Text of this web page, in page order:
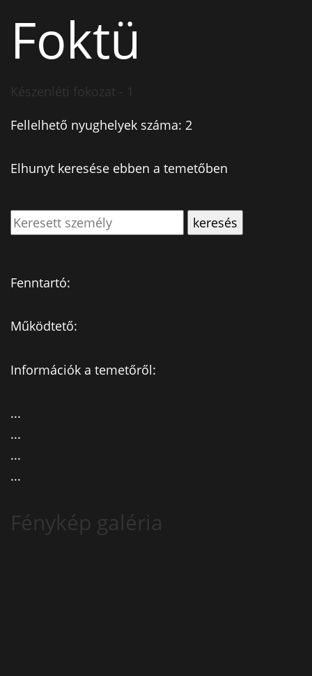
Foktü
Készenléti fokozat - 1
Fellelhető nyughelyek száma: 2
Elhunyt keresése ebben a temetőben
Fenntartó:
Működtető:
Információk a temetőről:
...
...
...
...
Fénykép galéria